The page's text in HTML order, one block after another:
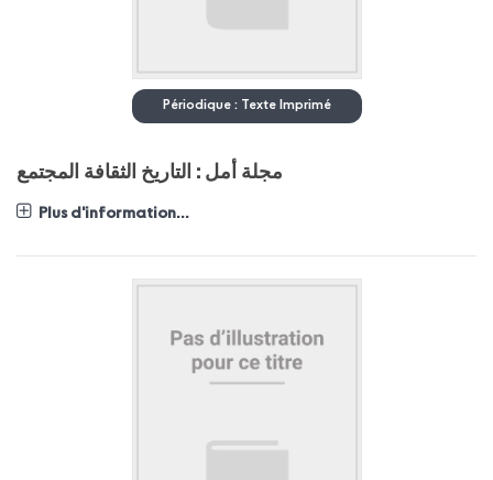
Périodique : Texte Imprimé
مجلة أمل : التاريخ الثقافة المجتمع
Plus d'information...